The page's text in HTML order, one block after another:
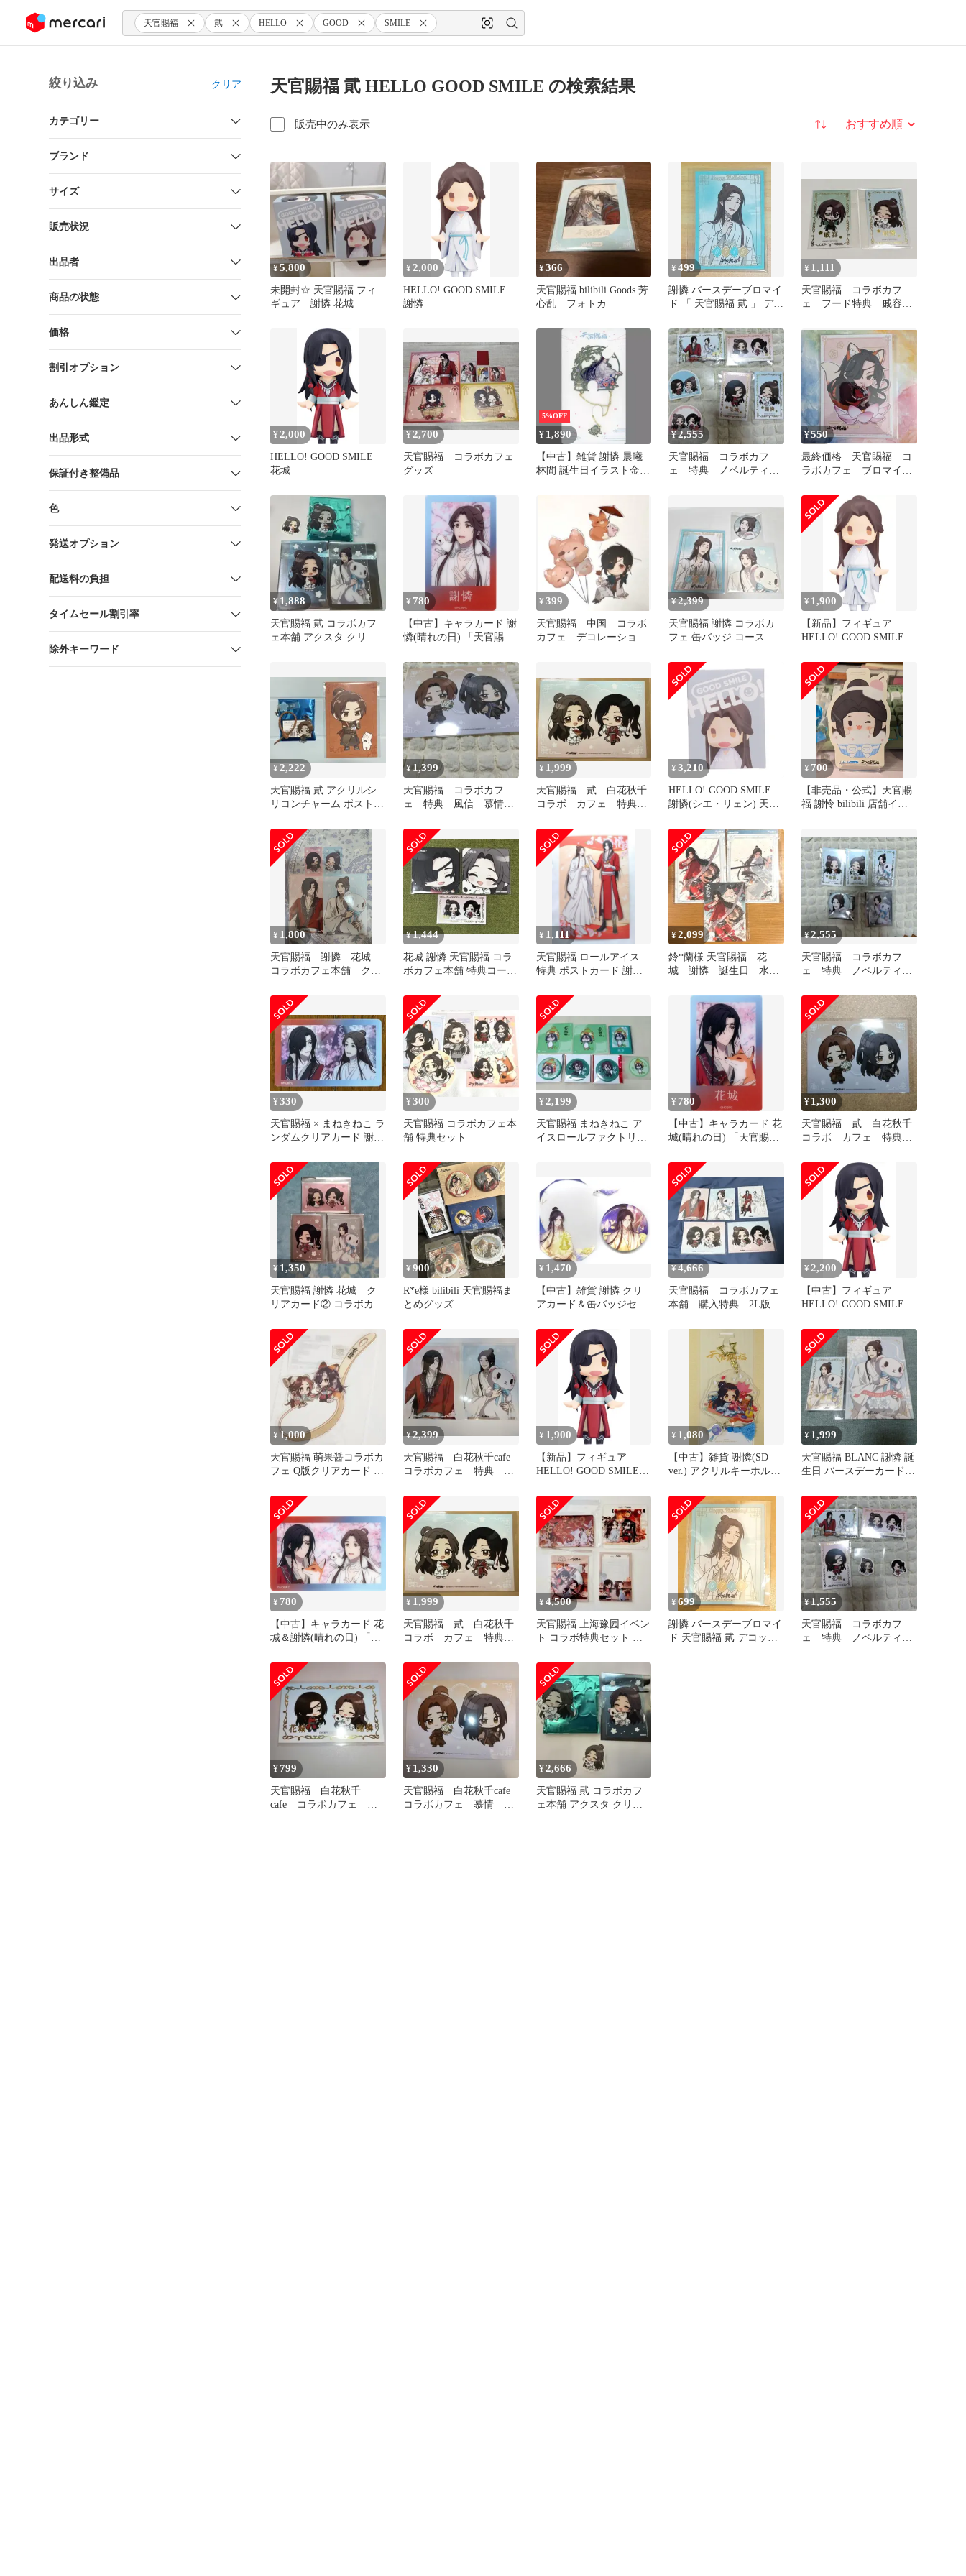
ツにスキップ 天官賜福 貮 HELLO GOOD SMILE
絞り込み クリア
カテゴリー
ブランド
サイズ
販売状況
出品者
商品の状態
価格
割引オプション
あんしん鑑定
出品形式
保証付き整備品
色
発送オプション
配送料の負担
タイムセール割引率
除外キーワード
天官賜福 貮 HELLO GOOD SMILE の検索結果
販売中のみ表示 並び替え
¥5,800
未開封☆ 天官賜福 フィ
ギュア 謝憐 花城
¥ 2,000
HELLO! GOOD SMILE
謝憐
¥366
天官賜福 bilibili Goods 芳
心乱 フォトカ
¥499
謝憐 バースデーブロマイ
ド 「 天官賜福 貮 」 デコ
¥ 1,111
天官賜福 コラボカフ
ェ フード特典 戚容、
¥ 2,000
HELLO! GOOD SMILE
花城
¥ 2,700
天官賜福 コラボカフェ
グッズ
5%OFF
¥ 1,890
【中古】雑貨 謝憐 晨曦
林間 誕生日イラスト金属
¥2,555
天官賜福 コラボカフ
ェ 特典 ノベルティ
¥550
最終価格 天官賜福 コ
ラボカフェ ブロマイ
¥ 1,888
天官賜福 貮 コラボカフ
ェ本舗 アクスタ クリカ
¥ 780
【中古】キャラカード 謝
憐(晴れの日) 「天官賜福
クリアカード」
¥ 399
天官賜福 中国 コラボ
カフェ デコレーション
¥2,399
天官賜福 謝憐 コラボカ
フェ 缶バッジ コースタ
¥ 1,900
【新品】フィギュア
HELLO! GOOD SMILE
¥ 2,222
天官賜福 貳 アクリルシ
リコンチャーム ポストカ
¥1,399
天官賜福 コラボカフ
ェ 特典 風信 慕情
ード
¥ 1,999
天官賜福 貳 白花秋千
コラボ カフェ 特典
城 三郎
¥ 3,210
HELLO! GOOD SMILE
謝憐(シエ・リェン) 天官
に) 完成品 可動フィギュ
ア グッドスマイルアーツ
上海
¥ 700
【非売品・公式】天官賜
福 謝怜 bilibili 店舗イベ
¥ 1,800
天官賜福 謝憐 花城
コラボカフェ本舗 クリ
イド
¥1,444
花城 謝憐 天官賜福 コラ
ボカフェ本舗 特典コース
¥ 1,111
天官賜福 ロールアイス
特典 ポストカード 謝憐
¥2,099
鈴*蘭様 天官賜福 花
城 謝憐 誕生日 水感
トカード 3点
¥2,555
天官賜福 コラボカフ
ェ 特典 ノベルティ
バッジ
¥330
天官賜福 × まねきねこ ラ
ンダムクリアカード 謝憐
¥300
天官賜福 コラボカフェ本
舗 特典セット
¥ 2,199
天官賜福 まねきねこ ア
イスロールファクトリー
¥ 780
【中古】キャラカード 花
城(晴れの日) 「天官賜福
クリアカード」
¥ 1,300
天官賜福 貳 白花秋千
コラボ カフェ 特典
¥ 1,350
天官賜福 謝憐 花城 ク
リアカード② コラボカフ
¥900
R*e様 bilibili 天官賜福ま
とめグッズ
¥ 1,470
【中古】雑貨 謝憐 クリ
アカード＆缶バッジセッ
フェ 謝憐誕生日グッズ」
¥4,666
天官賜福 コラボカフェ
本舗 購入特典 2L版ブ
謝憐
¥ 2,200
【中古】フィギュア
HELLO! GOOD SMILE
¥1,000
天官賜福 萌果醤コラボカ
フェ Q版クリアカード 謝
¥2,399
天官賜福 白花秋千cafe
コラボカフェ 特典 謝
ド ２枚
¥ 1,900
【新品】フィギュア
HELLO! GOOD SMILE
¥ 1,080
【中古】雑貨 謝憐(SD
ver.) アクリルキーホルダ
フェ 謝憐誕生日グッズ」
¥ 1,999
天官賜福 BLANC 謝憐 誕
生日 バースデーカード
¥ 780
【中古】キャラカード 花
城＆謝憐(晴れの日) 「天
きねこ クリアカード」
¥ 1,999
天官賜福 貳 白花秋千
コラボ カフェ 特典
城 三郎
¥4,500
天官賜福 上海豫园イベン
ト コラボ特典セット 謝
¥699
謝憐 バースデーブロマイ
ド 天官賜福 貮 デコット
¥ 1,555
天官賜福 コラボカフ
ェ 特典 ノベルティ
¥799
天官賜福 白花秋千
cafe コラボカフェ 謝
¥ 1,330
天官賜福 白花秋千cafe
コラボカフェ 慕情 風
¥2,666
天官賜福 貮 コラボカフ
ェ本舗 アクスタ クリカ